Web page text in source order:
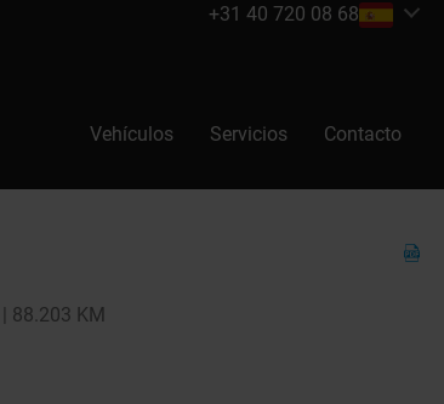
+31 40 720 08 68
Vehículos Servicios Contacto
88.203 KM